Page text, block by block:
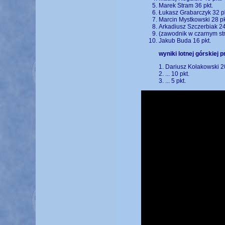
Marek Stram 36 pkt.
Łukasz Grabarczyk 32
Marcin Mystkowski 28
Arkadiusz Szczerbiak
(zawodnik w czarnym
Jakub Buda 16 pkt.
wyniki lotnej górskiej
1. Dariusz Kołakowski
2. ... 10 pkt.
3. ... 5 pkt.